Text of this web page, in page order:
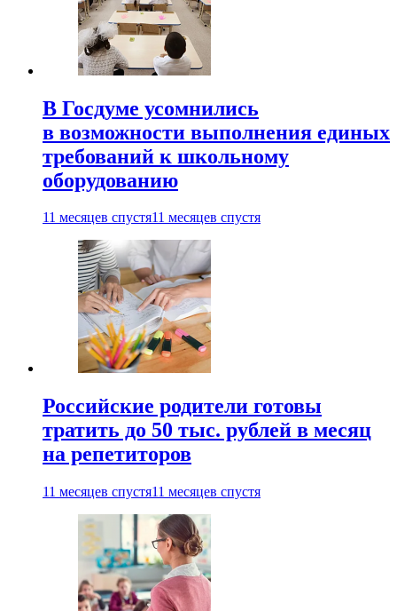
В Госдуме усомнились
в возможности выполнения единых
требований к школьному
оборудованию
11 месяцев спустя11 месяцев спустя
Российские родители готовы
тратить до 50 тыс. рублей в месяц
на репетиторов
11 месяцев спустя11 месяцев спустя